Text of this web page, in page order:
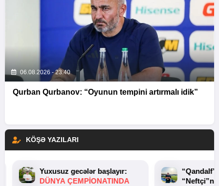
06.08.2026 - 23:40
Qurban Qurbanov: “Oyunun tempini artırmalı idik”
KÖŞƏ YAZILARI
Yuxusuz gecələr başlayır:
DÜNYA ÇEMPIONATINDA